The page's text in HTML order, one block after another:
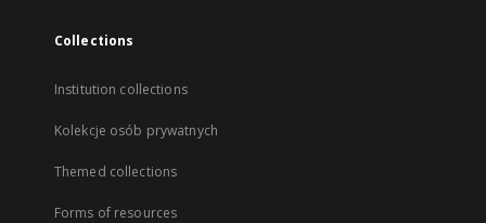
Collections
Institution collections
Kolekcje osób prywatnych
Themed collections
Forms of resources